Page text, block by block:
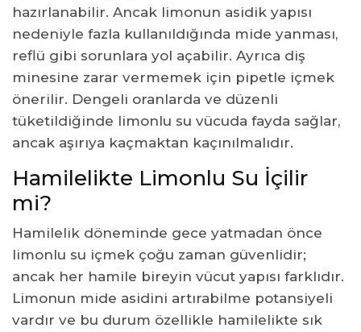
hazırlanabilir. Ancak limonun asidik yapısı
nedeniyle fazla kullanıldığında mide yanması,
reflü gibi sorunlara yol açabilir. Ayrıca diş
minesine zarar vermemek için pipetle içmek
önerilir. Dengeli oranlarda ve düzenli
tüketildiğinde limonlu su vücuda fayda sağlar,
ancak aşırıya kaçmaktan kaçınılmalıdır.
Hamilelikte Limonlu Su İçilir
mi?
Hamilelik döneminde gece yatmadan önce
limonlu su içmek çoğu zaman güvenlidir;
ancak her hamile bireyin vücut yapısı farklıdır.
Limonun mide asidini artırabilme potansiyeli
vardır ve bu durum özellikle hamilelikte sık